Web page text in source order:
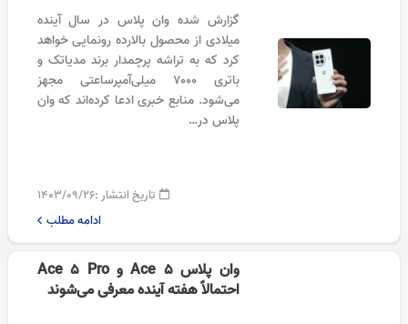
گزارش شده وان پلاس در سال آینده
میلادی از محصول بالارده رونمایی خواهد
کرد که به تراشه پرچمدار برند مدیاتک و
باتری ۷۰۰۰ میلی‌آمپرساعتی مجهز
می‌شود. منابع خبری ادعا کرده‌اند که وان
پلاس در…
تاریخ انتشار :۱۴۰۳/۰۹/۲۶
ادامه مطلب
وان پلاس Ace 5 و Ace 5 Pro
احتمالاً هفته آینده معرفی می‌شوند